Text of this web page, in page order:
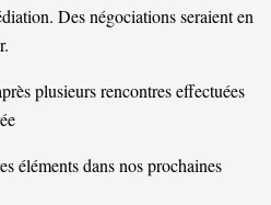
Des négociations seraient en
plusieurs rencontres effectuées
éléments dans nos prochaines